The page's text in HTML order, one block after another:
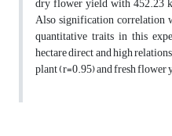
Also signification correlation
quantitative traits in this
hectare direct and high
plant (r=0.95) and fresh flower